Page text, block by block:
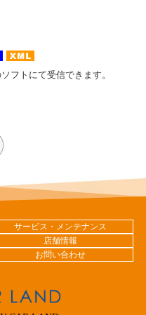
フトにて受信できます。
サービス・メンテナンス
店舗情報
お問い合わせ